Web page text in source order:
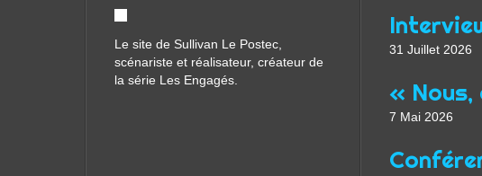
Le site de Sullivan Le Postec,
scénariste et réalisateur, créateur de
la série Les Engagés.
31 Juillet 2026
7 Mai 2026